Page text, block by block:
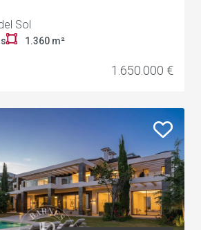
Sol
1.360 m²
1.650.000 €